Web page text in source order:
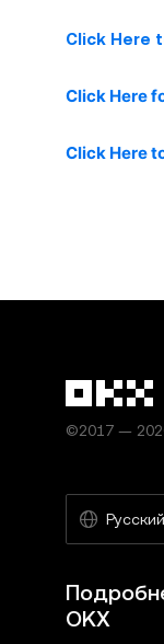
Click Here
Click Here
Click Here
©2017 —
OKX